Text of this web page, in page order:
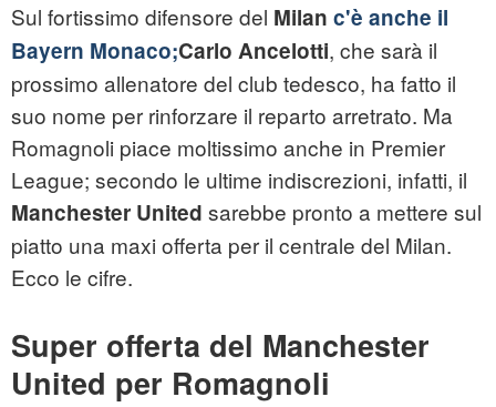
Sul fortissimo difensore del Milan c'è anche il
Bayern Monaco;Carlo Ancelotti, che sarà il
prossimo allenatore del club tedesco, ha fatto il
suo nome per rinforzare il reparto arretrato. Ma
Romagnoli piace moltissimo anche in Premier
League; secondo le ultime indiscrezioni, infatti, il
Manchester United sarebbe pronto a mettere sul
piatto una maxi offerta per il centrale del Milan.
Ecco le cifre.
Super offerta del Manchester
United per Romagnoli